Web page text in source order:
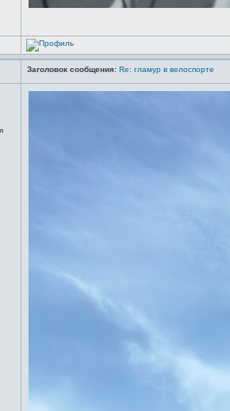
Заголовок сообщения: Re: гламур в велоспорте